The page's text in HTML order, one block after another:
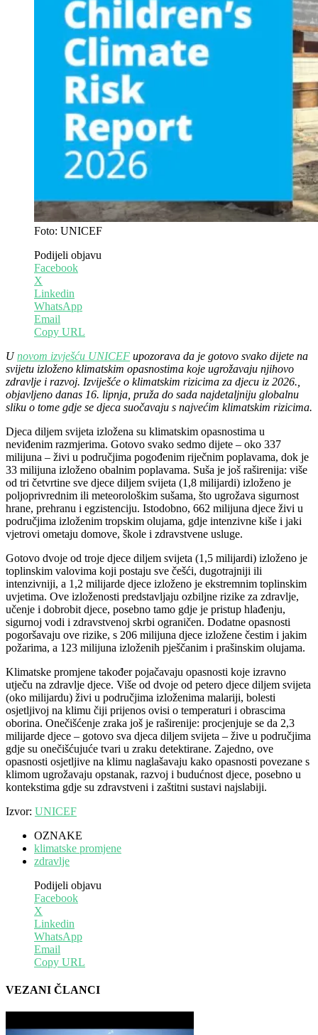
Foto: UNICEF
Podijeli objavu
Facebook
X
Linkedin
WhatsApp
Email
Copy URL
Unovom izvješću UNICEF upozorava da je gotovo svako dijete na
svijetu izloženo klimatskim opasnostima koje ugrožavaju njihovo
zdravlje i razvoj. Izviješće o klimatskim rizicima za djecu iz 2026.,
objavljeno danas 16. lipnja, pruža do sada najdetaljniju globalnu
sliku o tome gdje se djeca suočavaju s najvećim klimatskim rizicima.
Djeca diljem svijeta izložena su klimatskim opasnostima u
neviđenim razmjerima. Gotovo svako sedmo dijete – oko 337
milijuna – živi u područjima pogođenim riječnim poplavama, dok je
33 milijuna izloženo obalnim poplavama. Suša je još raširenija: više
od tri četvrtine sve djece diljem svijeta (1,8 milijardi) izloženo je
poljoprivrednim ili meteorološkim sušama, što ugrožava sigurnost
hrane, prehranu i egzistenciju. Istodobno, 662 milijuna djece živi u
područjima izloženim tropskim olujama, gdje intenzivne kiše i jaki
vjetrovi ometaju domove, škole i zdravstvene usluge.
Gotovo dvoje od troje djece diljem svijeta (1,5 milijardi) izloženo je
toplinskim valovima koji postaju sve češći, dugotrajniji ili
intenzivniji, a 1,2 milijarde djece izloženo je ekstremnim toplinskim
uvjetima. Ove izloženosti predstavljaju ozbiljne rizike za zdravlje,
učenje i dobrobit djece, posebno tamo gdje je pristup hlađenju,
sigurnoj vodi i zdravstvenoj skrbi ograničen. Dodatne opasnosti
pogoršavaju ove rizike, s 206 milijuna djece izložene čestim i jakim
požarima, a 123 milijuna izloženih pješčanim i prašinskim olujama.
Klimatske promjene također pojačavaju opasnosti koje izravno
utječu na zdravlje djece. Više od dvoje od petero djece diljem svijeta
(oko milijardu) živi u područjima izloženima malariji, bolesti
osjetljivoj na klimu čiji prijenos ovisi o temperaturi i obrascima
oborina. Onečišćenje zraka još je raširenije: procjenjuje se da 2,3
milijarde djece – gotovo sva djeca diljem svijeta – žive u područjima
gdje su onečišćujuće tvari u zraku detektirane. Zajedno, ove
opasnosti osjetljive na klimu naglašavaju kako opasnosti povezane s
klimom ugrožavaju opstanak, razvoj i budućnost djece, posebno u
kontekstima gdje su zdravstveni i zaštitni sustavi najslabiji.
Izvor: UNICEF
OZNAKE
klimatske promjene
zdravlje
Podijeli objavu
Facebook
X
Linkedin
WhatsApp
Email
Copy URL
VEZANI ČLANCI